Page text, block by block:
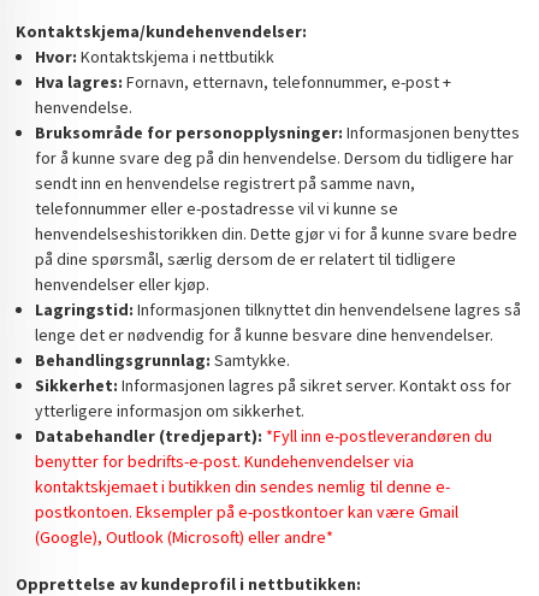
Kontaktskjema/kundehenvendelser:
Hvor: Kontaktskjema i nettbutikk
Hva lagres: Fornavn, etternavn, telefonnummer, e-post +
henvendelse.
Bruksområde for personopplysninger: Informasjonen benyttes
for å kunne svare deg på din henvendelse. Dersom du tidligere har
sendt inn en henvendelse registrert på samme navn,
telefonnummer eller e-postadresse vil vi kunne se
henvendelseshistorikken din. Dette gjør vi for å kunne svare bedre
på dine spørsmål, særlig dersom de er relatert til tidligere
henvendelser eller kjøp.
Lagringstid: Informasjonen tilknyttet din henvendelsene lagres så
lenge det er nødvendig for å kunne besvare dine henvendelser.
Behandlingsgrunnlag: Samtykke.
Sikkerhet: Informasjonen lagres på sikret server. Kontakt oss for
ytterligere informasjon om sikkerhet.
Databehandler (tredjepart): *Fyll inn e-postleverandøren du
benytter for bedrifts-e-post. Kundehenvendelser via
kontaktskjemaet i butikken din sendes nemlig til denne e-
postkontoen. Eksempler på e-postkontoer kan være Gmail
(Google), Outlook (Microsoft) eller andre*
Opprettelse av kundeprofil i nettbutikken: